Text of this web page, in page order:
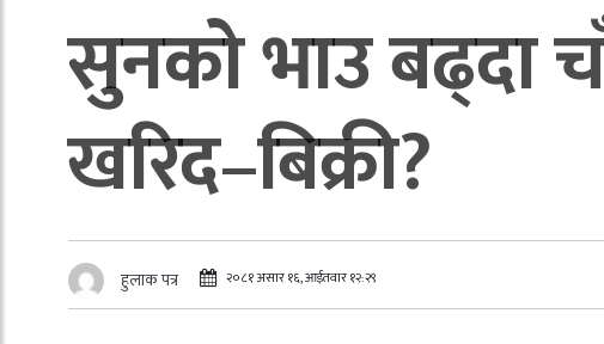
सुनको भाउ बढ्दा
खरिद–बिक्री?
हुलाक पत्र २०८१ असार १६, आईतवार १२:२९